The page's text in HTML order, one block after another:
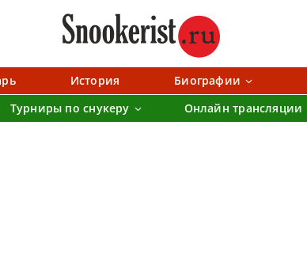
История Биографии
Турниры по снукеру Онлайн трансляции